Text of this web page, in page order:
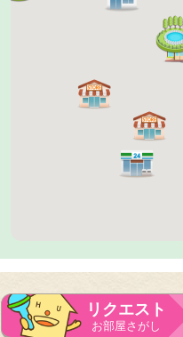
リクエスト
お部屋さがし